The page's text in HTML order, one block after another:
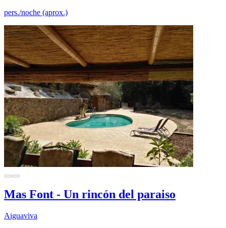
pers./noche (aprox.)
Mas Font - Un rincón del paraiso
Aiguaviva